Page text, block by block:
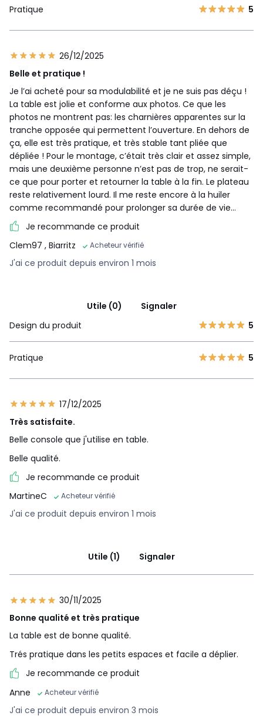
Pratique 5
26/12/2025
Belle et pratique !
Je l’ai acheté pour sa modulabilité et je ne suis pas déçu !
La table est jolie et conforme aux photos. Ce que les
photos ne montrent pas: les charnières apparentes sur la
tranche opposée qui permettent l’ouverture. En dehors de
ça, elle est très pratique, et très stable tant pliée que
dépliée ! Pour le montage, c’était très clair et assez simple,
mais une deuxième personne n’est pas de trop, ne serait-
ce que pour porter et retourner la table à la fin. Le plateau
reste relativement lourd. Il me reste encore à la huiler
comme recommandé pour prolonger sa durée de vie…
Je recommande ce produit
Clem97 , Biarritz Acheteur vérifié
J'ai ce produit depuis environ 1 mois
Utile (0)
Signaler
Design du produit
5
Pratique 5
17/12/2025
Très satisfaite.
Belle console que j'utilise en table.
Belle qualité.
Je recommande ce produit
MartineC
Acheteur vérifié
J'ai ce produit depuis environ 1 mois
Utile (1) Signaler
30/11/2025
Bonne qualité et très pratique
La table est de bonne qualité.
Trés pratique dans les petits espaces et facile a déplier.
Je recommande ce produit
Anne
Acheteur vérifié
J'ai ce produit depuis environ 3 mois